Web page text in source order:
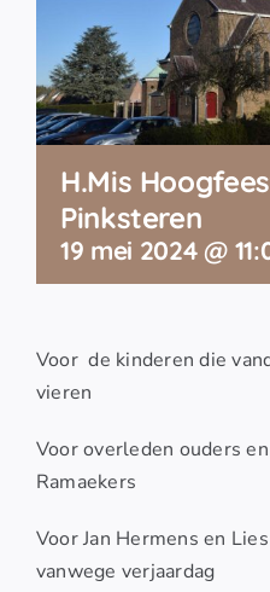
H.Mis
Pinksteren
19 mei 2024 @
Voor de kinderen die
vieren
Voor overleden ouders
Ramaekers
Voor Jan Hermens en
vanwege verjaardag